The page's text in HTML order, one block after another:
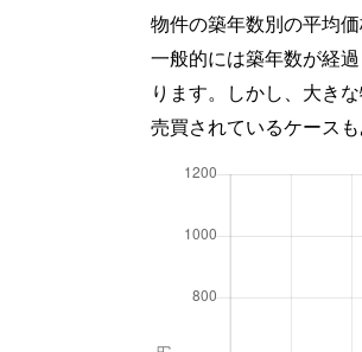
物件の築年数別の平均
一般的には築年数が経
ります。しかし、大き
売買されているケースも